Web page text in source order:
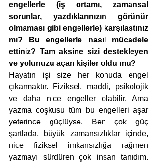
engellerle (iş ortamı, zamansal
sorunlar, yazdıklarınızın görünür
olmaması gibi engellerle) karşılaştınız
mı? Bu engellerle nasıl mücadele
ettiniz? Tam aksine sizi destekleyen
ve yolunuzu açan kişiler oldu mu?
Hayatın işi size her konuda engel
çıkarmaktır. Fiziksel, maddi, psikolojik
ve daha nice engeller olabilir. Ama
yazma coşkusu tüm bu engelleri aşar
yeterince güçlüyse. Ben çok güç
şartlada, büyük zamansızlıklar içinde,
nice fiziksel imkansızlığa rağmen
yazmayı sürdüren çok insan tanıdım.